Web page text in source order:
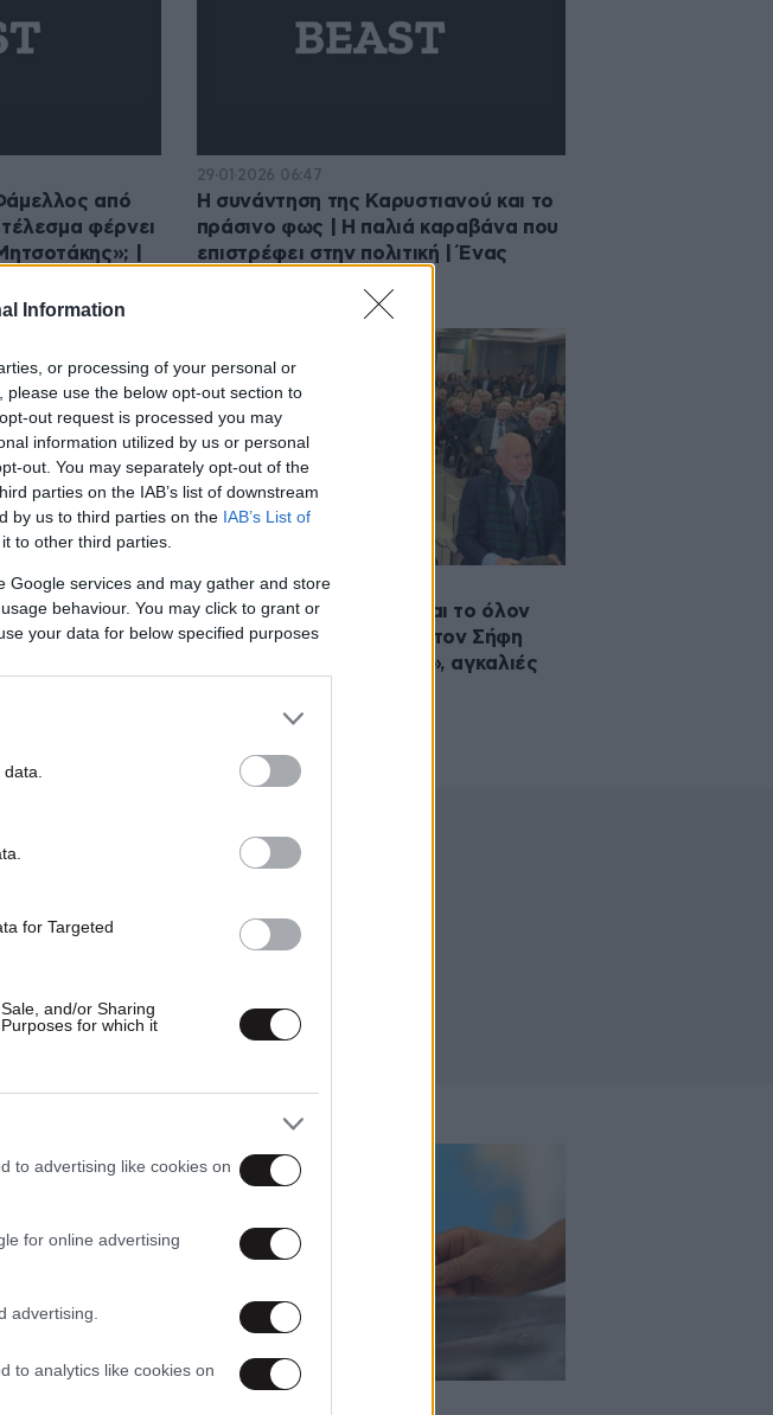
Information
or processing of your personal or
use the below opt-out section to
out request is processed you may
information utilized by us or personal
out. You may separately opt-out of the
parties on the IAB’s list of downstream
by us to third parties on the IAB’s List of
to other third parties.
Google services and may gather and store
behaviour. You may click to grant or
your data for below specified purposes
for Targeted
and/or Sharing
for which it
to advertising like cookies on
for online advertising
advertising.
to analytics like cookies on
από
φέρνει
|
29·01·2026 06:47
Η συνάντηση της Καρυστιανού και το
πράσινο φως | Η παλιά καραβάνα που
επιστρέφει στην πολιτική | Ένας
για τον
για τον
της Lidl
23·01·2026 20:27
Σαμαράς, Παπανδρέου και το όλον
ΠΑΣΟΚ στην ΕΣΗΕΑ για τον Σήφη
Βαλυράκη – «Πηγαδάκια», αγκαλιές